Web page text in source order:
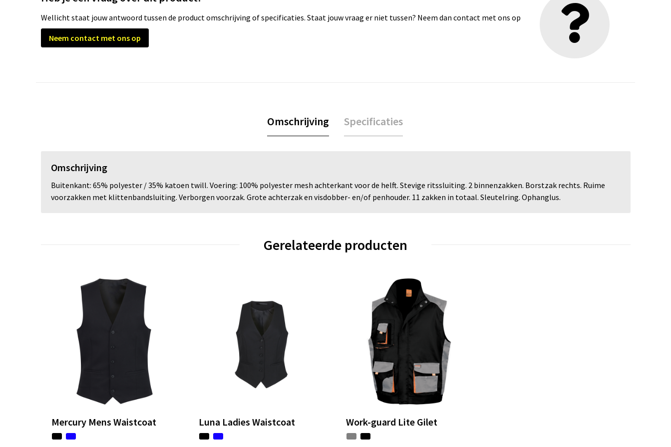
Wellicht staat jouw antwoord tussen de product omschrijving of specificaties. Staat jouw vraag er niet tussen? Neem dan contact met ons op
Neem contact met ons op
Omschrijving Specificaties
Omschrijving
Buitenkant: 65% polyester / 35% katoen twill. Voering: 100% polyester mesh achterkant voor de helft. Stevige ritssluiting. 2 binnenzakken. Borstzak rechts. Ruime
voorzakken met klittenbandsluiting. Verborgen voorzak. Grote achterzak en visdobber- en/of penhouder. 11 zakken in totaal. Sleutelring. Ophanglus.
Gerelateerde producten
Mercury Mens Waistcoat Luna Ladies Waistcoat Work-guard Lite Gilet